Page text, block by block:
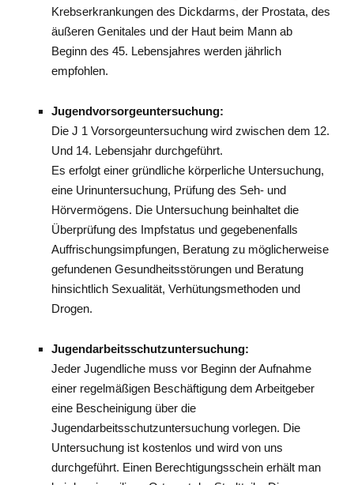
Krebserkrankungen des Dickdarms, der Prostata, des
äußeren Genitales und der Haut beim Mann ab
Beginn des 45. Lebensjahres werden jährlich
empfohlen.
Jugendvorsorgeuntersuchung:
Die J 1 Vorsorgeuntersuchung wird zwischen dem 12.
Und 14. Lebensjahr durchgeführt.
Es erfolgt einer gründliche körperliche Untersuchung,
eine Urinuntersuchung, Prüfung des Seh- und
Hörvermögens. Die Untersuchung beinhaltet die
Überprüfung des Impfstatus und gegebenenfalls
Auffrischungsimpfungen, Beratung zu möglicherweise
gefundenen Gesundheitsstörungen und Beratung
hinsichtlich Sexualität, Verhütungsmethoden und
Drogen.
Jugendarbeitsschutzuntersuchung:
Jeder Jugendliche muss vor Beginn der Aufnahme
einer regelmäßigen Beschäftigung dem Arbeitgeber
eine Bescheinigung über die
Jugendarbeitsschutzuntersuchung vorlegen. Die
Untersuchung ist kostenlos und wird von uns
durchgeführt. Einen Berechtigungsschein erhält man